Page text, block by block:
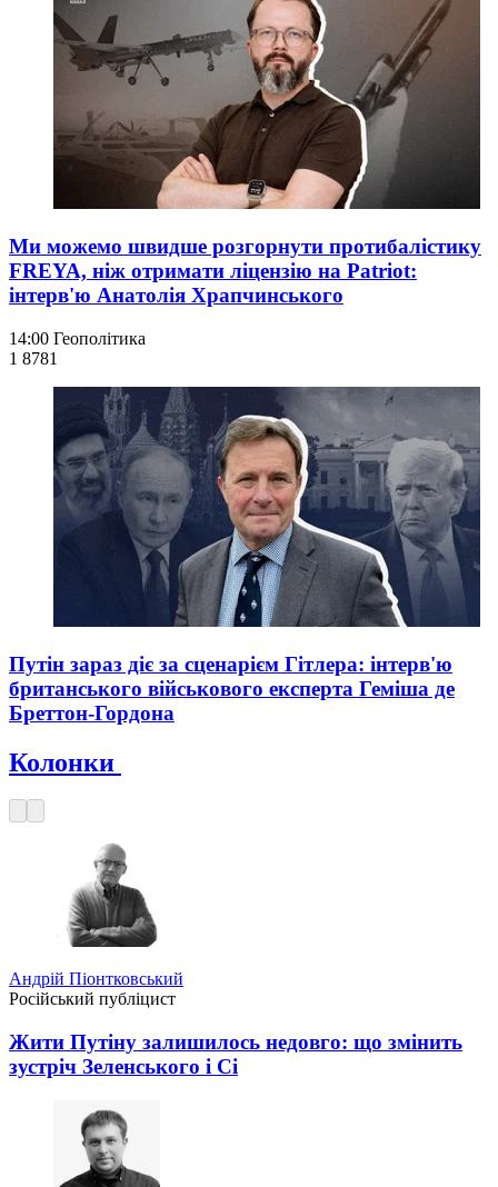
Ми можемо швидше розгорнути протибалістику
FREYA, ніж отримати ліцензію на Patriot:
інтерв'ю Анатолія Храпчинського
14:00 Геополітика
1 8781
Путін зараз діє за сценарієм Гітлера: інтерв'ю
британського військового експерта Геміша де
Бреттон-Гордона
Колонки
Андрій Піонтковський
Російський публіцист
Жити Путіну залишилось недовго: що змінить
зустріч Зеленського і Сі